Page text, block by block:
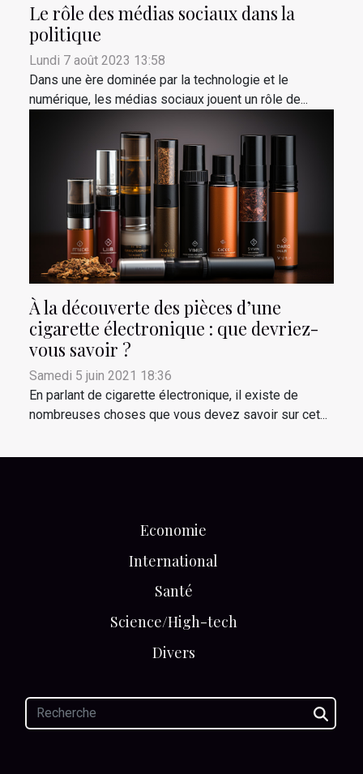
Le rôle des médias sociaux dans la
politique
Lundi 7 août 2023 13:58
Dans une ère dominée par la technologie et le
numérique, les médias sociaux jouent un rôle de...
À la découverte des pièces d’une
cigarette électronique : que devriez-
vous savoir ?
Samedi 5 juin 2021 18:36
En parlant de cigarette électronique, il existe de
nombreuses choses que vous devez savoir sur cet...
Economie
International
Santé
Science/High-tech
Divers